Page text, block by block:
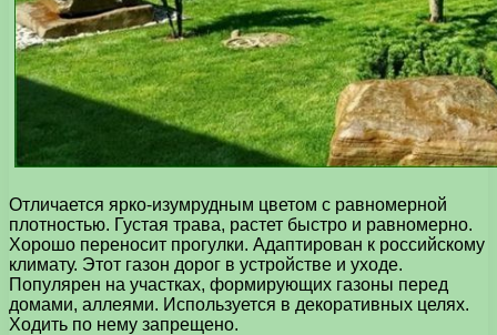
Отличается ярко-изумрудным цветом с равномерной
плотностью. Густая трава, растет быстро и равномерно.
Хорошо переносит прогулки. Адаптирован к российскому
климату. Этот газон дорог в устройстве и уходе.
Популярен на участках, формирующих газоны перед
домами, аллеями. Используется в декоративных целях.
Ходить по нему запрещено.